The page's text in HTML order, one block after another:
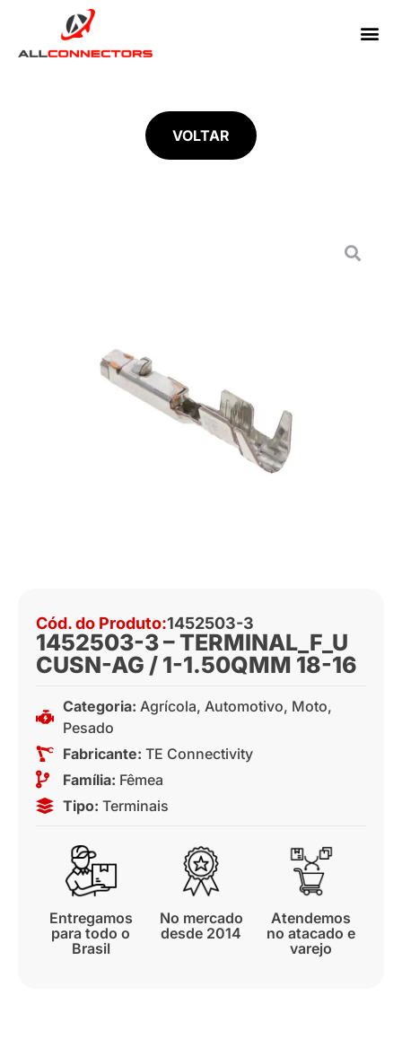
VOLTAR
Cód. do Produto:1452503-3
1452503-3 – TERMINAL_F_U
CUSN-AG / 1-1.50QMM 18-16
Categoria: Agrícola, Automotivo, Moto,
Pesado
Fabricante: TE Connectivity
Família: Fêmea
Tipo: Terminais
Entregamos
para todo o
Brasil
No mercado
desde 2014
Atendemos
no atacado e
varejo